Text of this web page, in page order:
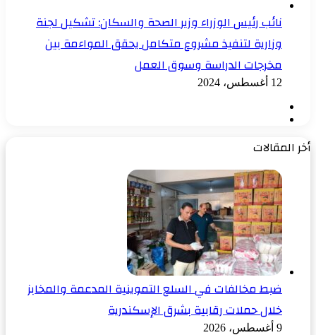
نائب رئيس الوزراء وزير الصحة والسكان: تشكيل لجنة
وزارية لتنفيذ مشروع متكامل يحقق المواءمة بين
مخرجات الدراسة وسوق العمل
12 أغسطس، 2024
أخر المقالات
ضبط مخالفات في السلع التموينية المدعمة والمخابز
خلال حملات رقابية بشرق الإسكندرية
9 أغسطس، 2026